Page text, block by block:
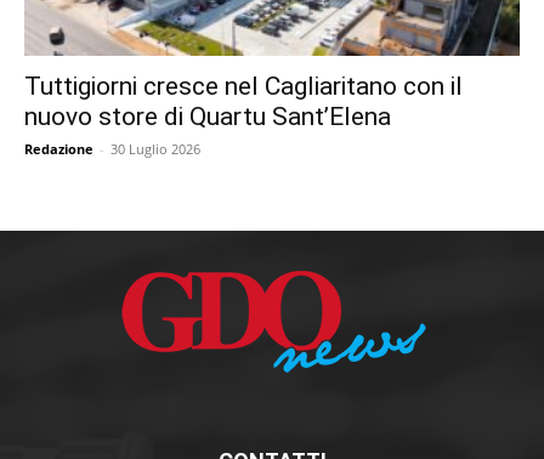
Tuttigiorni cresce nel Cagliaritano con il
nuovo store di Quartu Sant’Elena
Redazione - 30 Luglio 2026